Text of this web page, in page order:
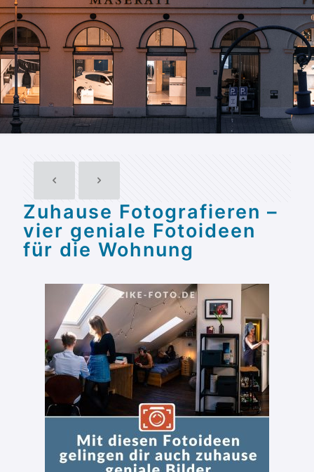
Zuhause Fotografieren –
vier geniale Fotoideen
für die Wohnung